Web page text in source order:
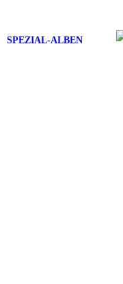
SPEZIAL-ALBEN